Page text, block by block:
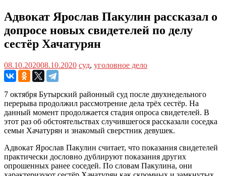
Адвокат Ярослав Пакулин рассказал о
допросе новых свидетелей по делу
сестёр Хачатурян
08.10.202008.10.2020 суд, уголовное дело
7 октября Бутырский районный суд после двухнедельного
перерыва продолжил рассмотрение дела трёх сестёр. На
данный момент продолжается стадия опроса свидетелей. В
этот раз об обстоятельствах случившегося рассказали соседка
семьи Хачатурян и знакомый сверстник девушек.
Адвокат Ярослав Пакулин считает, что показания свидетелей
практически дословно дублируют показания других
опрошенных ранее соседей. По словам Пакулина, они